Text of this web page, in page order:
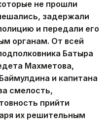
не прошли
задержали
и передали его
органам. От всей
Батыра
Махметова,
и капитана
смелость,
прийти
их решительным